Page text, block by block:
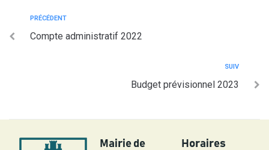
PRÉCÉDENT
Compte administratif 2022
SUIV
Budget prévisionnel 2023
Mairie de
Horaires